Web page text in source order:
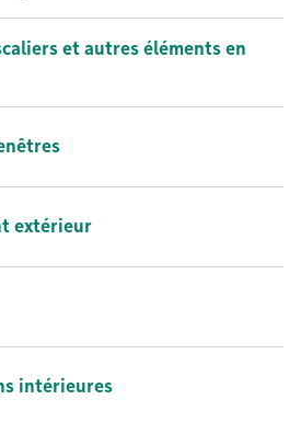
et autres éléments en
extérieur
intérieures